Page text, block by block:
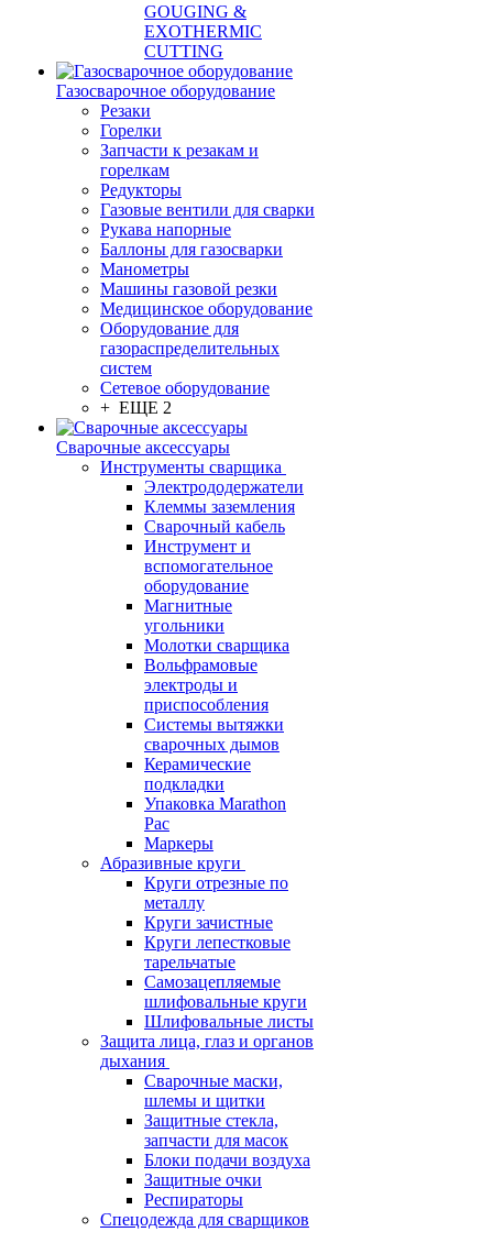
GOUGING &
EXOTHERMIC
CUTTING
Газосварочное оборудование
Резаки
Горелки
Запчасти к резакам и
горелкам
Редукторы
Газовые вентили для сварки
Рукава напорные
Баллоны для газосварки
Манометры
Машины газовой резки
Медицинское оборудование
Оборудование для
газораспределительных
систем
Сетевое оборудование
+ ЕЩЕ 2
Сварочные аксессуары
Инструменты сварщика
Электрододержатели
Клеммы заземления
Сварочный кабель
Инструмент и
вспомогательное
оборудование
Магнитные
угольники
Молотки сварщика
Вольфрамовые
электроды и
приспособления
Системы вытяжки
сварочных дымов
Керамические
подкладки
Упаковка Marathon
Pac
Маркеры
Абразивные круги
Круги отрезные по
металлу
Круги зачистные
Круги лепестковые
тарельчатые
Самозацепляемые
шлифовальные круги
Шлифовальные листы
Защита лица, глаз и органов
дыхания
Сварочные маски,
шлемы и щитки
Защитные стекла,
запчасти для масок
Блоки подачи воздуха
Защитные очки
Респираторы
Спецодежда для сварщиков